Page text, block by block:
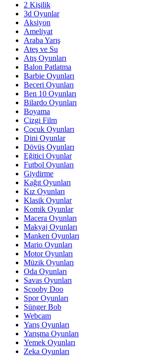
2 Kişilik
3d Oyunlar
Aksiyon
Ameliyat
Araba Yarış
Ateş ve Su
Atış Oyunları
Balon Patlatma
Barbie Oyunları
Beceri Oyunları
Ben 10 Oyunları
Bilardo Oyunları
Boyama
Çizgi Film
Çocuk Oyunları
Dini Oyunlar
Dövüş Oyunları
Eğitici Oyunlar
Futbol Oyunları
Giydirme
Kağıt Oyunları
Kız Oyunları
Klasik Oyunlar
Komik Oyunlar
Macera Oyunları
Makyaj Oyunları
Manken Oyunları
Mario Oyunları
Motor Oyunları
Müzik Oyunları
Oda Oyunları
Savas Oyunları
Scooby Doo
Spor Oyunları
Sünger Bob
Webcam
Yarış Oyunları
Yarışma Oyunları
Yemek Oyunları
Zeka Oyunları